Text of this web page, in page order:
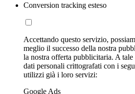
Conversion tracking esteso
Accettando questo servizio,
meglio il successo della nostra
la nostra offerta pubblicitaria. A
dati personali crittografati con i
utilizzi già i loro servizi:
Google Ads